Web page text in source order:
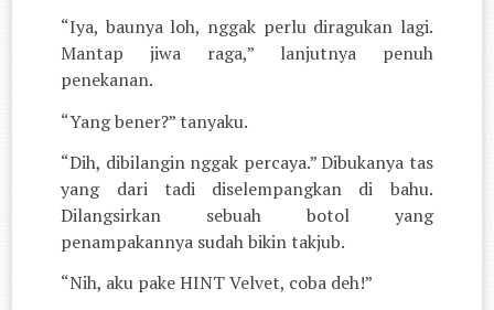
“Iya, baunya loh, nggak perlu diragukan lagi.
Mantap jiwa raga,” lanjutnya penuh
penekanan.
“Yang bener?” tanyaku.
“Dih, dibilangin nggak percaya.” Dibukanya tas
yang dari tadi diselempangkan di bahu.
Dilangsirkan sebuah botol yang
penampakannya sudah bikin takjub.
“Nih, aku pake HINT Velvet, coba deh!”